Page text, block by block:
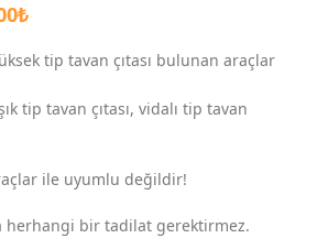
₺
tip tavan çıtası bulunan araçlar
tip tavan çıtası, vidalı tip tavan
ile uyumlu değildir!
herhangi bir tadilat gerektirmez.